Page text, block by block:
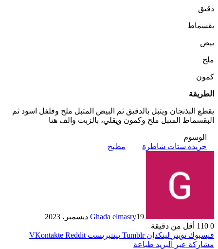
دقيق
بقسماط
بيض
ملح
كمون
الطريقة
يقطع البذنجان ويتبل بالدقيق ثم البيض المتبل ملح وفلفل اسود ثم
البقسماط المتبل ملح وكمون ويقلي، بالزبت والف هنا
الوسوم
جريده ستات شاطرة
مطبخ
Ghada elmasry19 ديسمبر، 2023
0
أقل من دقيقة
فيسبوك تويتر لينكدإن بينتيريست
مشاركة عبر البريد طباعة